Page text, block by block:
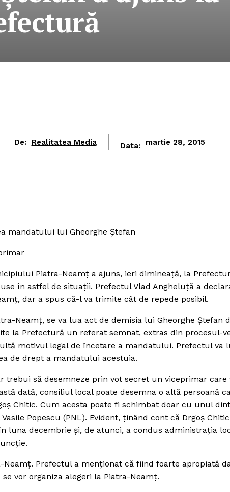
De: Realitatea Media Data: martie 28, 2015
mandatului lui Gheorghe Ştefan
Piatra-Neamţ a ajuns, ieri dimineaţă, la
în astfel de situaţii. Prefectul Vlad Angheluţă a
dar a spus că-l va trimite cât de repede posibil.
Neamţ, se va lua act de demisia lui Gheorghe Ştefan
la Prefectură un referat semnat, extras din procesul-
motivul legal de încetare a mandatului. Prefectul va
de drept a mandatului acestuia.
să desemneze prin vot secret un viceprimar care
dată, consiliul local poate desemna o altă persoană
Chitic. Cum acesta poate fi schimbat doar cu unul
Popescu (PNL). Evident, ţinând cont că Drgoş
luna decembrie şi, de atunci, a condus administraţia
Prefectul a menţionat că fiind foarte apropiată
vor organiza alegeri la Piatra-Neamţ.